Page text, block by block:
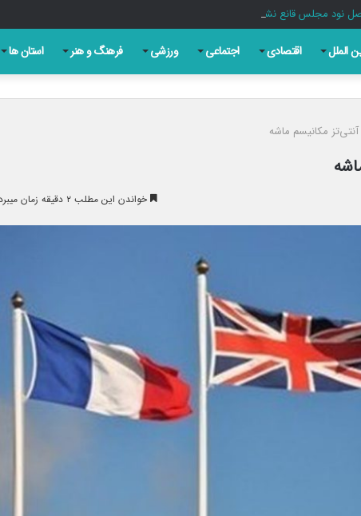
نود مجلس قانع نشد؛ تایید صلاحیت برخی نامزدها سلیقه‌ای است
الملل اقتصادی اجتماعی ورزشی فرهنگ و هنر استان ها
آنتی‌تز مکانیسم ماشه
خواندن این مطلب ۲ دقیقه زمان میبرد